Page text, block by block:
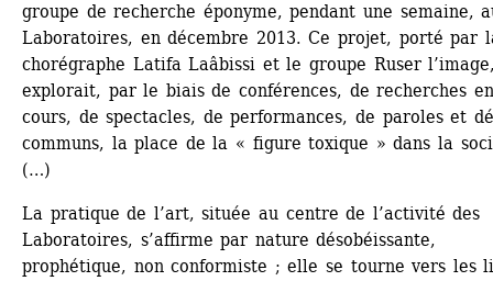
groupe de recherche éponyme, pendant une semaine,
Laboratoires, en décembre 2013. Ce projet, porté par
chorégraphe Latifa Laâbissi et le groupe Ruser
explorait, par le biais de conférences, de recherches en
cours, de spectacles, de performances, de paroles et
communs, la place de la « figure toxique » dans la
(…)
La pratique de l’art, située au centre de l’activité des
Laboratoires, s’affirme par nature désobéissante,
prophétique, non conformiste ; elle se tourne vers les